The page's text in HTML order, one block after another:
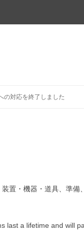
の対応を終了しました
置・機器・道具、準備
last a lifetime and will